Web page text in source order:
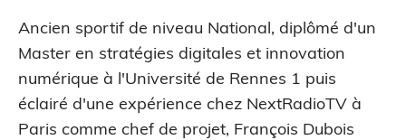
Ancien sportif de niveau National, diplômé d'un
Master en stratégies digitales et innovation
numérique à l'Université de Rennes 1 puis
éclairé d'une expérience chez NextRadioTV à
Paris comme chef de projet, François Dubois